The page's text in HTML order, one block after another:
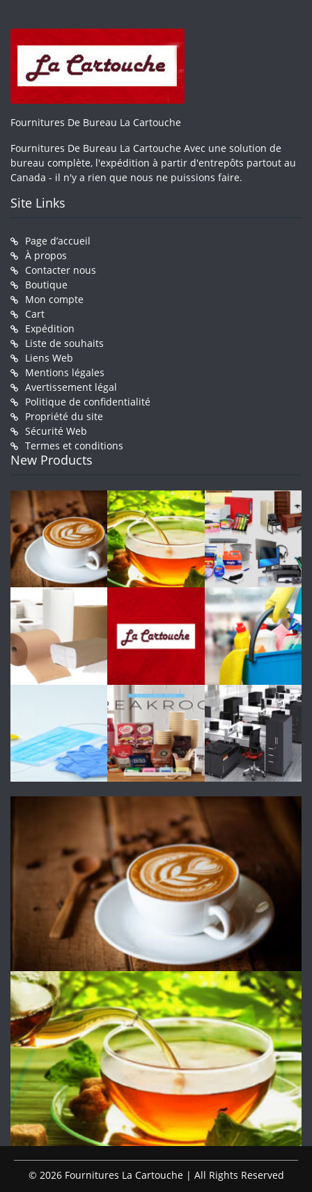
Fournitures De Bureau La Cartouche
Fournitures De Bureau La Cartouche Avec une solution de
bureau complète, l'expédition à partir d'entrepôts partout au
Canada - il n'y a rien que nous ne puissions faire.
Site Links
Page d’accueil
À propos
Contacter nous
Boutique
Mon compte
Cart
Expédition
Liste de souhaits
Liens Web
Mentions légales
Avertissement légal
Politique de confidentialité
Propriété du site
Sécurité Web
Termes et conditions
New Products
© 2026 Fournitures La Cartouche | All Rights Reserved